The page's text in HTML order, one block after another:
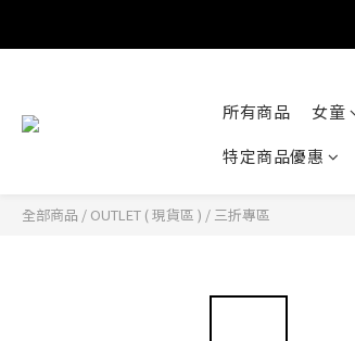
所有商品 女童
特定商品優惠
全部商品 / OUTLET ( 現貨區 ) / 三折專區